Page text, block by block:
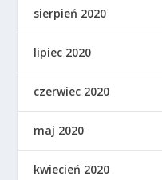
sierpień 2020
lipiec 2020
czerwiec 2020
maj 2020
kwiecień 2020